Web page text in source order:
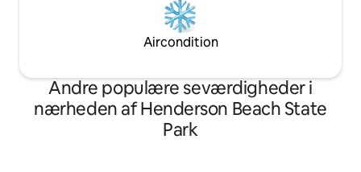
Aircondition
Andre populære seværdigheder i
nærheden af Henderson Beach State
Park